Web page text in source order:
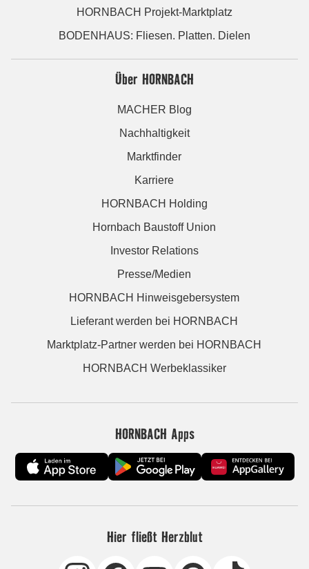
HORNBACH Projekt-Marktplatz
BODENHAUS: Fliesen. Platten. Dielen
Über HORNBACH
MACHER Blog
Nachhaltigkeit
Marktfinder
Karriere
HORNBACH Holding
Hornbach Baustoff Union
Investor Relations
Presse/Medien
HORNBACH Hinweisgebersystem
Lieferant werden bei HORNBACH
Marktplatz-Partner werden bei HORNBACH
HORNBACH Werbeklassiker
HORNBACH Apps
Hier fließt Herzblut